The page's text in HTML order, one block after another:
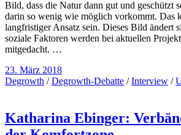
Bild, dass die Natur dann gut und geschützt
darin so wenig wie möglich vorkommt. Das
langfristiger Ansatz sein. Dieses Bild ändert
soziale Faktoren werden bei aktuellen
mitgedacht. …
23. März 2018
Degrowth /Degrowth-Debatte /Interview /
Katharina Ebinger: